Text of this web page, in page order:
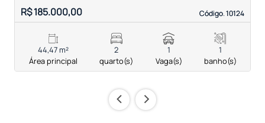
Código. 10124
Código. 10124
R$ 185.000,00
44,47 m²
Área principal
2
quarto(s)
1
Vaga(s)
1
banho(s)
‹ ›